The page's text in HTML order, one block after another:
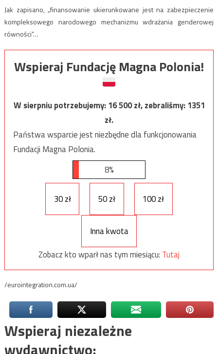
Jak zapisano, „finansowanie ukierunkowane jest na zabezpieczenie
kompleksowego narodowego mechanizmu wdrażania genderowej
równości”…
Wspieraj Fundację Magna Polonia!
W sierpniu potrzebujemy:16 500zł, zebraliśmy:1351
zł.
Państwa wsparcie jest niezbędne dla funkcjonowania
Fundacji Magna Polonia.
8%
30 zł 50 zł 100 zł
Inna kwota
Zobacz kto wparł nas tym miesiącu: Tutaj
/eurointegration.com.ua/
Wspieraj niezależne